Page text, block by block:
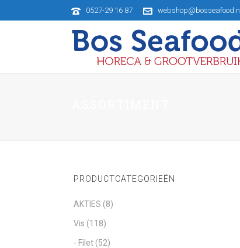
0527-29 16 87 webshop@bosseafood.nl
PRODUCTCATEGORIEËN
AKTIES (8)
Vis (118)
- Filet (52)